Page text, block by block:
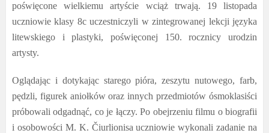
poświęcone wielkiemu artyście wciąż trwają. 19 listopada
uczniowie klasy 8c uczestniczyli w zintegrowanej lekcji języka
litewskiego i plastyki, poświęconej 150. rocznicy urodzin
artysty.
Oglądając i dotykając starego pióra, zeszytu nutowego, farb,
pędzli, figurek aniołków oraz innych przedmiotów ósmoklasiści
próbowali odgadnąć, co je łączy. Po obejrzeniu filmu o biografii
i osobowości M. K. Čiurlionisa uczniowie wykonali zadanie na